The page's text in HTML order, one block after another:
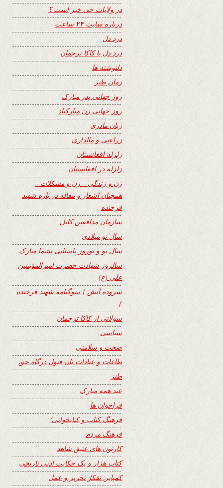
در ولایات چی خبر است ؟
درباره سایت ۲۴ ساعت
درد دل
درد دل با کاکا ترجمان
دلنوشته ها
رمان طنز
روز جهانی پدر مبارک
روز جهانی زن مبارکباد
زبان مادری
زراعتی و مالداری
زلزله افغانستان
زلزله در افغانستان
زن و زندگی – زن و مشکلات –
همچنان اشعار و مقاله در باره شهید
فرخنده
سازمان مدافعین کابل
سال نو میلادی
سال نو و نوروز باستانی بشما مبارک
سالروز شهادت حضرت امیرالمؤمنین
علی (ع)
سروده آتش { سوگنامه شهید فرخنده
}
سولاتی از کاکا ترجمان
سیاسی
صحت و سلامتی
طاعات و عبادات تان قبول درگاه حق
طنز
عید همه مبارک
فراخوان ها
فرهنگ کتاب و کتابخوانی٬
فرهنگ مردم
کارتون های عتیق شاهد
کتاب هزار و یک حکایت ادبی تاریخی
کمپاین تفکرُ تحریر و عمل